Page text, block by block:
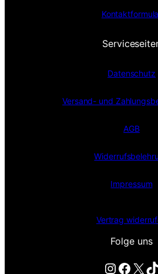
Datenschutz
Versand- und
AGB
Impressum
Vertrag
Folge uns
Instagram Facebook X TikTok